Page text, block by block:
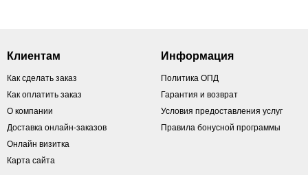
Клиентам
Как сделать заказ
Как оплатить заказ
О компании
Доставка онлайн-заказов
Онлайн визитка
Карта сайта
Информация
Политика ОПД
Гарантия и возврат
Условия предоставления услуг
Правила бонусной программы